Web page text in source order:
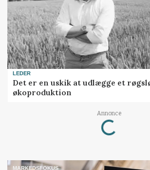
LEDER
Det er en uskik at udlægge et
økoproduktion
Annonce
Loading...
MARKEDSFOKUS